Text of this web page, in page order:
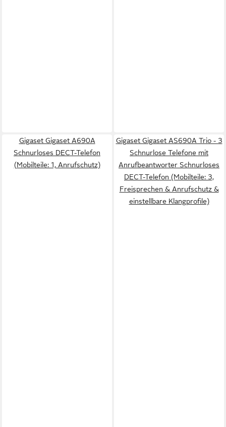
Gigaset Gigaset A690A
Schnurloses DECT-Telefon
(Mobilteile: 1, Anrufschutz)
Gigaset Gigaset AS690A Trio - 3
Schnurlose Telefone mit
Anrufbeantworter Schnurloses
DECT-Telefon (Mobilteile: 3,
Freisprechen & Anrufschutz &
einstellbare Klangprofile)